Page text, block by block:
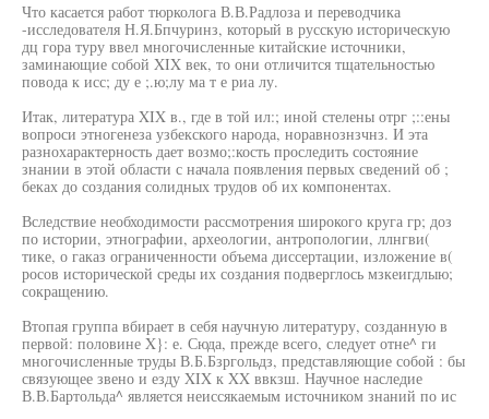
Что касается работ тюрколога В.В.Радлоза и переводчика
-исследователя Н.Я.Бпчуринз, который в русскую историческую
дц гора туру ввел многочисленные китайские источники,
заминающие собой XIX век, то они отличится тщательностью
повода к исс; ду е ;.ю;лу ма т е риа лу.
Итак, литература XIX в., где в той ил:; иной стелены отрг ;::ены
вопроси этногенеза узбекского народа, норавнознзчнз. И эта
разнохарактерность дает возмо;:кость проследить состояние
знании в этой области с начала появления первых сведений об ;
беках до создания солидных трудов об их компонентах.
Вследствие необходимости рассмотрения широкого круга гр; доз
по истории, этнографии, археологии, антропологии, ллнгви(
тике, о гаказ ограниченности объема диссертации, изложение в(
росов исторической среды их создания подверглось мзкеигдлыю;
сокращению.
Втопая группа вбирает в себя научную литературу, созданную в
первой: половине X}: е. Сюда, прежде всего, следует отне^ ги
многочисленные труды В.Б.Бзргольдз, представляющие собой : бы
связующее звено и езду XIX к XX ввкзш. Научное наследие
В.В.Бартольда^ является неиссякаемым источником знаний по ис